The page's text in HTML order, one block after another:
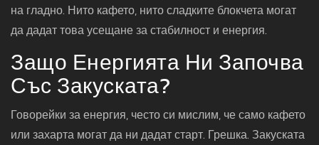
на гладно. Нито кафето, нито сладките блокчета могат
да дадат това усещане за стабилност и енергия.
Защо Енергията Ни Започва
Със Закуската?
Говорейки за енергия, често си мислим, че само кафето
или захарта могат да ни дадат старт. Грешка. Закуската